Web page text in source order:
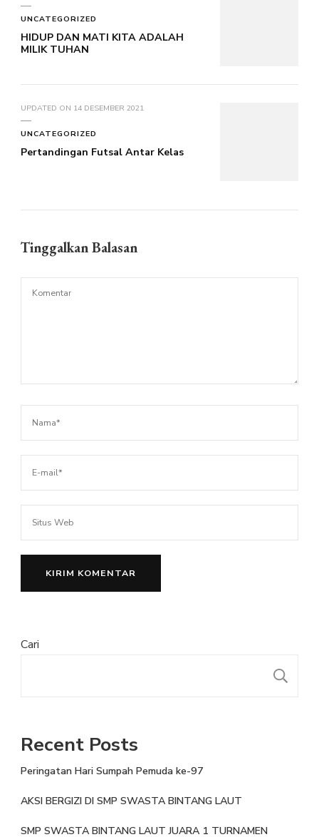
UNCATEGORIZED
HIDUP DAN MATI KITA ADALAH
MILIK TUHAN
UPDATED ON 14 DESEMBER 2021
UNCATEGORIZED
Pertandingan Futsal Antar Kelas
Tinggalkan Balasan
Cari
Recent Posts
Peringatan Hari Sumpah Pemuda ke-97
AKSI BERGIZI DI SMP SWASTA BINTANG LAUT
SMP SWASTA BINTANG LAUT JUARA 1 TURNAMEN